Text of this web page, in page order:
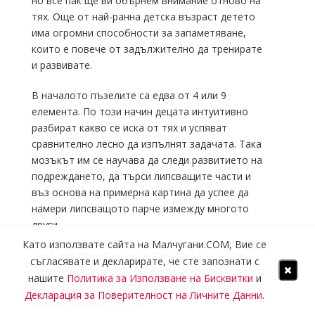
Като използвате сайта на Малчугани.COM, Вие се
съгласявате и декларирате, че сте запознати с
нашите Политика за Използване на Бисквитки и
Декларация за Поверителност на Личните Данни.
тях. Още от най-ранна детска възраст детето
има огромни способности за запаметяване,
които е повече от задължително да тренирате
и развивате.
В началото пъзелите са едва от 4 или 9
елемента. По този начин децата интуитивно
разбират какво се иска от тях и успяват
сравнително лесно да изпълнят задачата. Така
мозъкът им се научава да следи развитието на
подреждането, да търси липсващите части и
въз основа на примерна картина да успее да
намери липсващото парче измежду многото
други.
Така вниманието към детайла и разбира се
търпението добиват нови измерения, които сте
въпрос за вашето дете.